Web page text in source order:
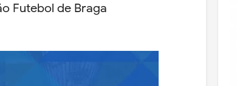
Futebol de Braga